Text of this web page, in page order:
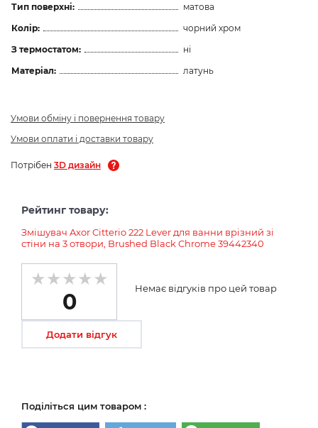
Тип поверхні:
матова
Колір:
чорний хром
З термостатом:
ні
Матеріал:
латунь
Умови обміну і повернення товару
Умови оплати і доставки товару
Потрібен 3D дизайн
Рейтинг товару:
Змішувач Axor Citterio 222 Lever для ванни врізний зі
стіни на 3 отвори, Brushed Black Chrome 39442340
0
Немає відгуків про цей товар
Додати відгук
Поділіться цим товаром :